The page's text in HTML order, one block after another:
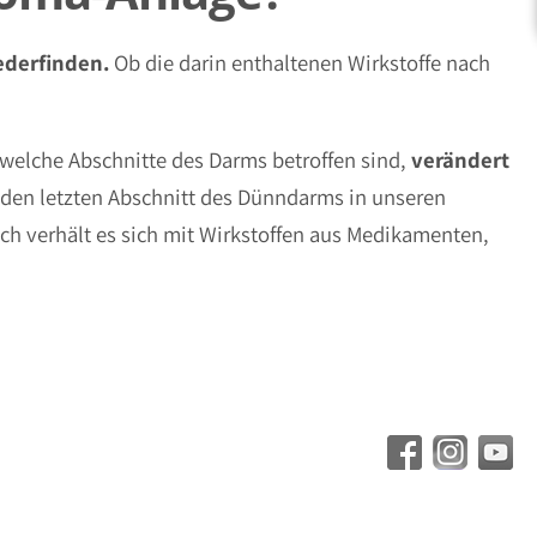
Ob die darin enthaltenen Wirkstoffe nach
Abschnitte des Darms betroffen sind, verändert
letzten Abschnitt des Dünndarms in unseren
verhält es sich mit Wirkstoffen aus Medikamenten,